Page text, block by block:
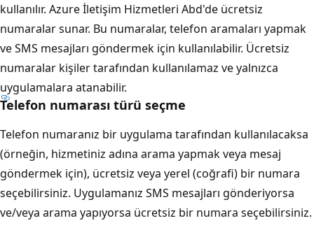
kullanılır. Azure İletişim Hizmetleri Abd'de ücretsiz
numaralar sunar. Bu numaralar, telefon aramaları yapmak
ve SMS mesajları göndermek için kullanılabilir. Ücretsiz
numaralar kişiler tarafından kullanılamaz ve yalnızca
uygulamalara atanabilir.
Telefon numarası türü seçme
Telefon numaranız bir uygulama tarafından kullanılacaksa
(örneğin, hizmetiniz adına arama yapmak veya mesaj
göndermek için), ücretsiz veya yerel (coğrafi) bir numara
seçebilirsiniz. Uygulamanız SMS mesajları gönderiyorsa
ve/veya arama yapıyorsa ücretsiz bir numara seçebilirsiniz.